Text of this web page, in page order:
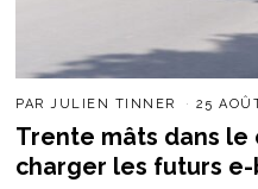
PARJULIEN TINNER 25
Trente mâts dans le
charger les futurs e-